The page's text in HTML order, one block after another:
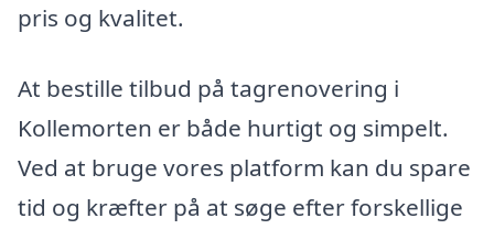
pris og kvalitet.
At bestille tilbud på tagrenovering i
Kollemorten er både hurtigt og simpelt.
Ved at bruge vores platform kan du spare
tid og kræfter på at søge efter forskellige